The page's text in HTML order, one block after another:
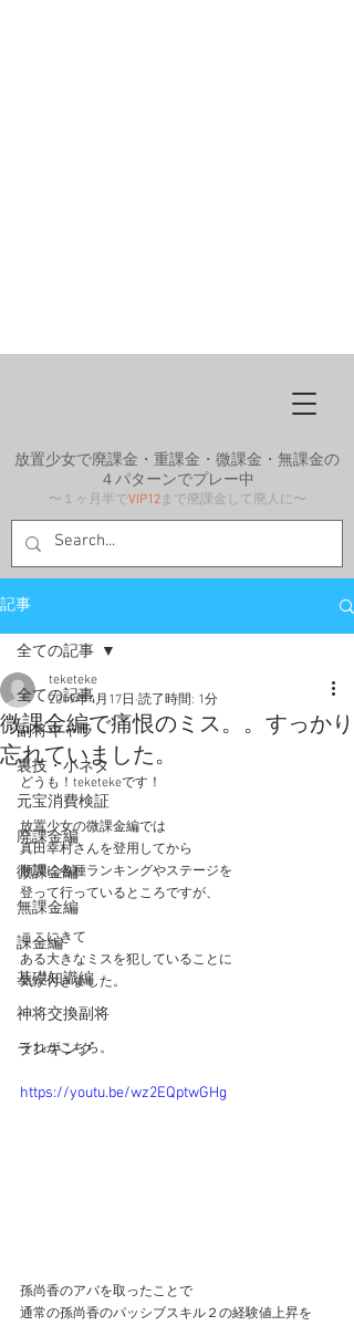
放置少女で廃課金・重課金・微課金・無課金の
４パターンでプレー中
〜１ヶ月半でVIP12まで廃課金して廃人に〜
記事
全ての記事
副将キャラ
裏技・小ネタ
元宝消費検証
廃課金編
微課金編
無課金編
課金編
基礎知識編
神将交換副将
ランキング
全ての記事
微課金編で痛恨のミス。。すっかり
忘れていました。
teketeke
2019年4月17日 読了時間: 1分
どうも！teketekeです！
放置少女の微課金編では
真田幸村さんを登用してから
順調に各種ランキングやステージを
登って行っているところですが、
ここにきて
ある大きなミスを犯していることに
気が付きました。
それがこちら。
https://youtu.be/wz2EQptwGHg
孫尚香のアバを取ったことで
通常の孫尚香のパッシブスキル２の経験値上昇を